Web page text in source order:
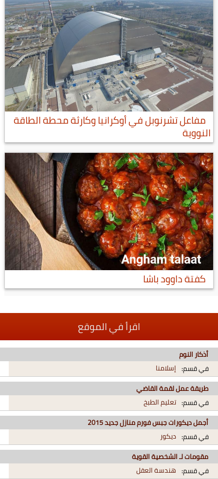
مفاعل تشرنوبل في أوكرانيا وكارثة محطة الطاقة
النووية
كفتة داوود باشا
اقرأ في الموقع
أذكار النوم
في قسم: إسلامنا
طريقة عمل لقمة القاضي
في قسم: تعليم الطبخ
أجمل ديكورات جبس فورم منازل جديد 2015
في قسم: ديكور
مقومات لـ الشخصية القوية
في قسم: هندسة العقل